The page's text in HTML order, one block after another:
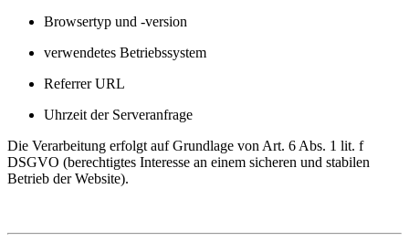
Browsertyp und -version
verwendetes Betriebssystem
Referrer URL
Uhrzeit der Serveranfrage
Die Verarbeitung erfolgt auf Grundlage von Art. 6 Abs. 1 lit. f
DSGVO (berechtigtes Interesse an einem sicheren und stabilen
Betrieb der Website).